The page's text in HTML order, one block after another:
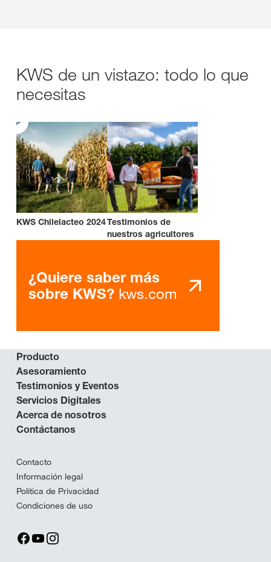
KWS de un vistazo: todo lo que
necesitas
KWS Chilelacteo 2024Testimonios de
nuestros agricultores
¿Quiere saber más
sobre KWS? kws.com
Producto
Asesoramiento
Testimonios y Eventos
Servicios Digitales
Acerca de nosotros
Contáctanos
Contacto
Información legal
Politica de Privacidad
Condiciones de uso